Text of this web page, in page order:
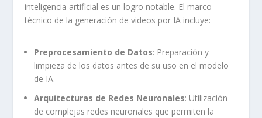
inteligencia artificial es un logro notable. El marco
técnico de la generación de videos por IA incluye:
Preprocesamiento de Datos: Preparación y
limpieza de los datos antes de su uso en el modelo
de IA.
Arquitecturas de Redes Neuronales: Utilización
de complejas redes neuronales que permiten la